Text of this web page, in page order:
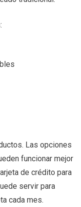
Las opciones
funcionar mejor
de crédito para
servir para
cada mes.